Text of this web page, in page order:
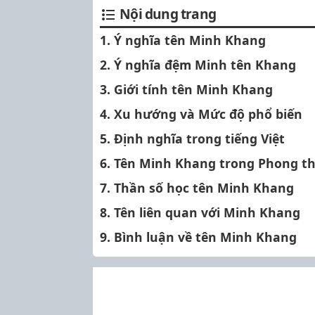
Nội dung trang
1. Ý nghĩa tên Minh Khang
2. Ý nghĩa đệm Minh tên Khang
3. Giới tính tên Minh Khang
4. Xu hướng và Mức độ phổ biến
5. Định nghĩa trong tiếng Việt
6. Tên Minh Khang trong Phong
7. Thần số học tên Minh Khang
8. Tên liên quan với Minh Khang
9. Bình luận về tên Minh Khang